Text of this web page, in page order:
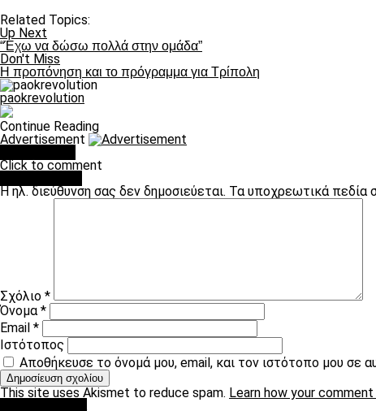
Related Topics:
Up Next
“Έχω να δώσω πολλά στην ομάδα”
Don't Miss
Η προπόνηση και το πρόγραμμα για Τρίπολη
paokrevolution
Continue Reading
Advertisement
Click to comment
Η ηλ. διεύθυνση σας δεν δημοσιεύεται. Τα υποχρεωτικά πεδία
Σχόλιο *
Όνομα*
Email *
Ιστότοπος
Αποθήκευσε το όνομά μου, email, και τον ιστότοπο μου σε
This site uses Akismet to reduce spam. Learn how your